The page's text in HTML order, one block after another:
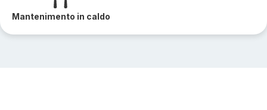
Mantenimento in caldo